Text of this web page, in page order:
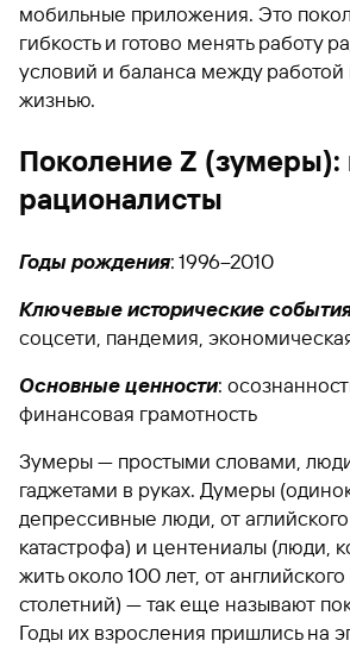
мобильные приложения. Это
гибкость и готово менять работу
условий и баланса между работой
жизнью.
Поколение Z
рационалисты
Годы рождения: 1996–2010
Ключевые исторические
соцсети, пандемия,
Основные ценности:
финансовая грамотность
Зумеры — простыми словами,
гаджетами в руках. Думеры
депрессивные люди, от
катастрофа) и центениалы (люди,
жить около 100 лет, от
столетний) — так еще называют
Годы их взросления пришлись на